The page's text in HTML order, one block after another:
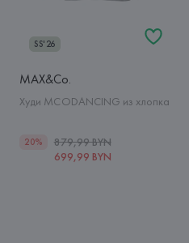
SS'26
MAX&Co.
Худи MCODANCING из хлопка
20%
879,99 BYN
699,99 BYN